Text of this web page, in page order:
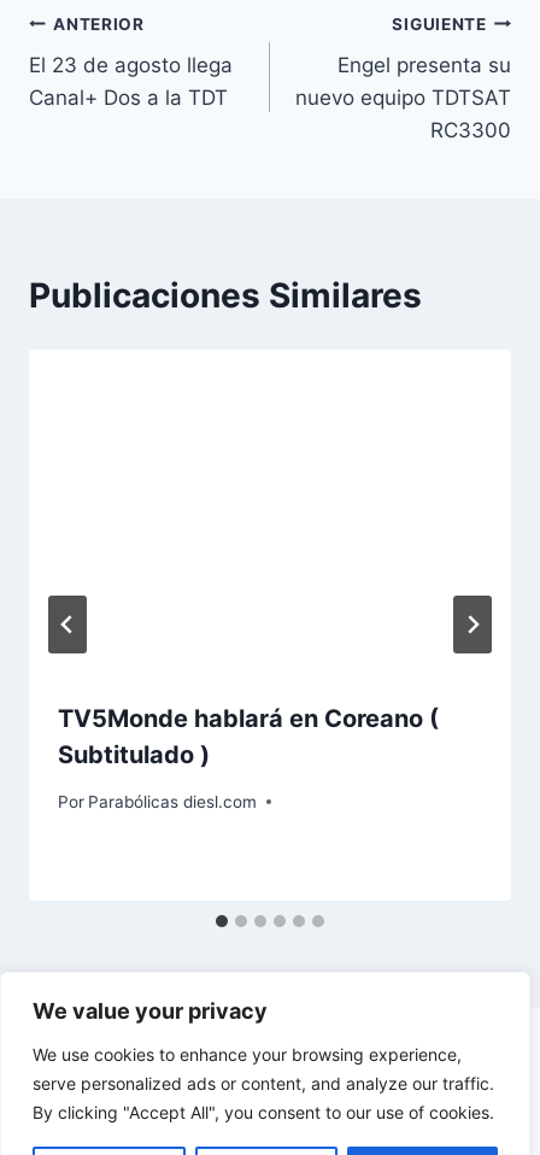
We value your privacy
We use cookies to enhance your browsing experience,
serve personalized ads or content, and analyze our traffic.
By clicking "Accept All", you consent to our use of cookies.
Navegación
de
ANTERIOR
El 23 de agosto llega
Canal+ Dos a la TDT
SIGUIENTE
Engel presenta su
nuevo equipo TDTSAT
RC3300
Publicaciones Similares
TV5Monde hablará en Coreano (
Subtitulado )
Por Parabólicas diesl.com
© 2026 diesl.com - Tema para WordPress por